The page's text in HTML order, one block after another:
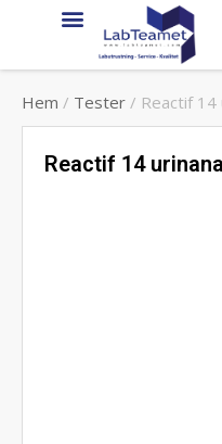
Hem / Tester / Reactif
Reactif 14